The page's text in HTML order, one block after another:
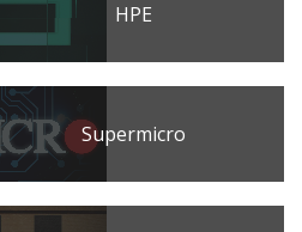
HPE
Supermicro